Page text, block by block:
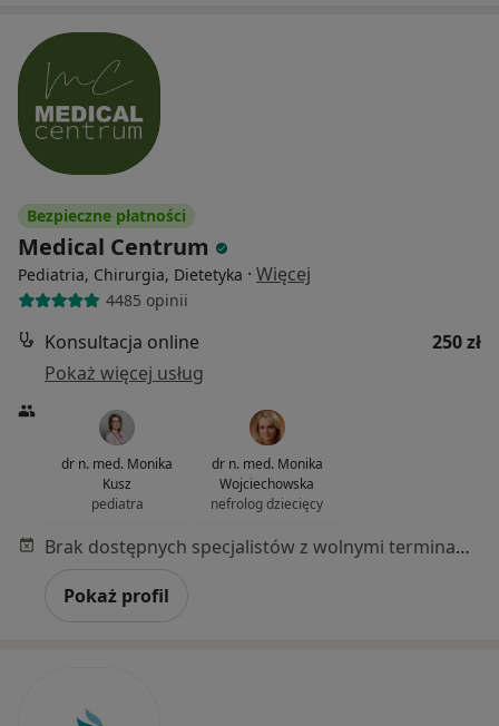
Bezpieczne płatności
Medical Centrum
Pediatria, Chirurgia, Dietetyka · Więcej
4485 opinii
Konsultacja online
250 zł
Pokaż więcej usług
dr n. med. Monika
Kusz
pediatra
dr n. med. Monika
Wojciechowska
nefrolog dziecięcy
Brak dostępnych specjalistów z wolnymi terminami w tym centrum medycznym.
Pokaż profil